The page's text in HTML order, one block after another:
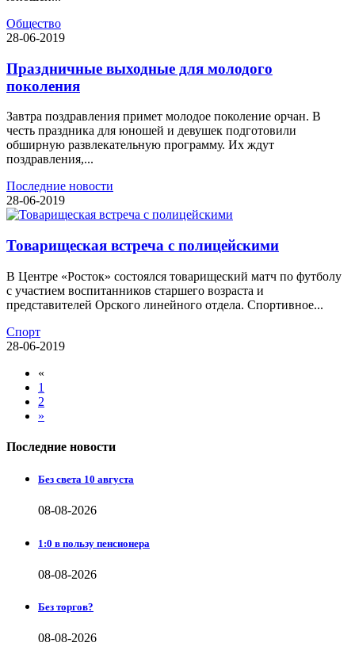
Общество
28-06-2019
Праздничные выходные для молодого
поколения
Завтра поздравления примет молодое поколение орчан. В
честь праздника для юношей и девушек подготовили
обширную развлекательную программу. Их ждут
поздравления,...
Последние новости
28-06-2019
Товарищеская встреча с полицейскими
В Центре «Росток» состоялся товарищеский матч по футболу
с участием воспитанников старшего возраста и
представителей Орского линейного отдела. Спортивное...
Спорт
28-06-2019
«
1
2
»
Последние новости
Без света 10 августа
08-08-2026
1:0 в пользу пенсионера
08-08-2026
Без торгов?
08-08-2026